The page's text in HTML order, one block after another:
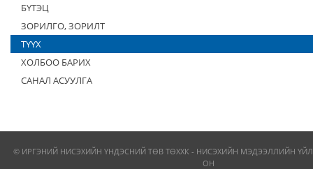
БҮТЭЦ
ЗОРИЛГО, ЗОРИЛТ
ТҮҮХ
ХОЛБОО БАРИХ
САНАЛ АСУУЛГА
© ИРГЭНИЙ НИСЭХИЙН ҮНДЭСНИЙ ТӨВ ТӨХХК - НИСЭХИЙН МЭДЭЭЛЛИЙН
ОН